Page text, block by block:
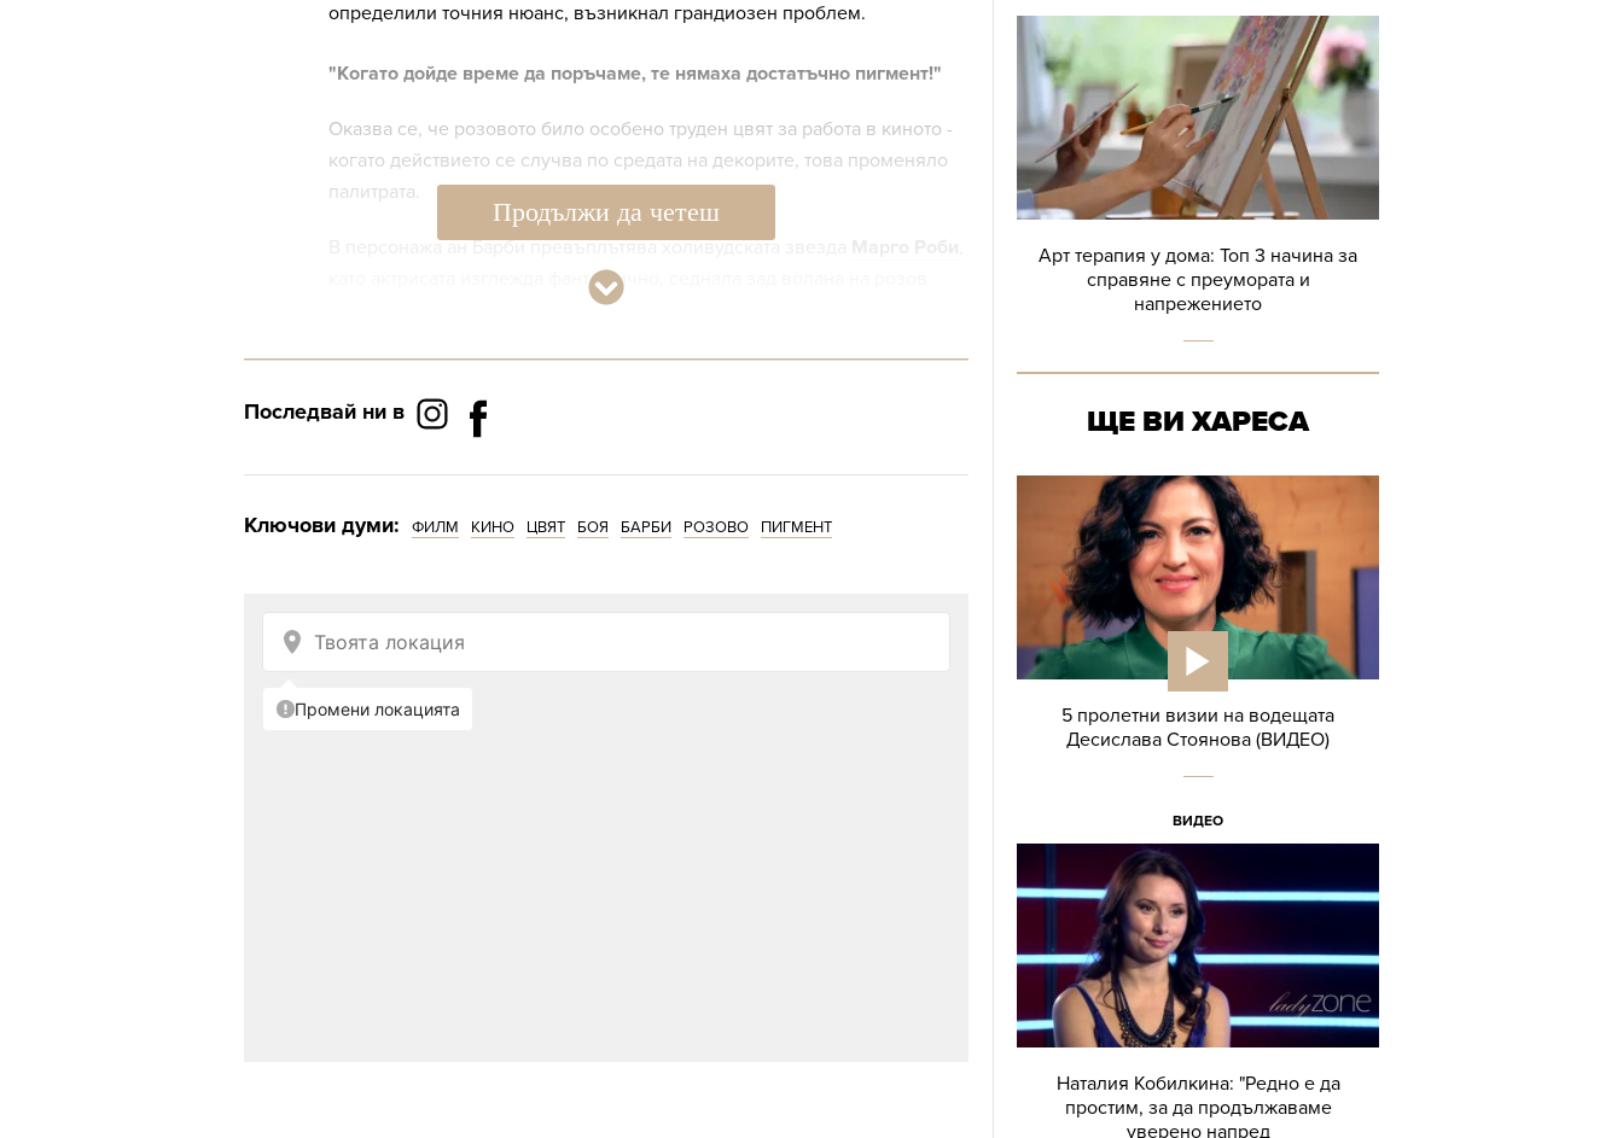
определили точния нюанс, възникнал грандиозен проблем.
"Когато дойде време да поръчаме, те нямаха достатъчно пигмент!"
Оказва се, че розовото било особено труден цвят за работа в киното -
когато действието се случва по средата на декорите, това променяло
палитрата.
В персонажа ан Барби превъплътява холивудската звезда
като актрисата изглежда фантастично, седнала зад волана на розов
Отново се размечтахме за кукла Кен –
Продължи да четеш
Последвай ни в
Ключови думи: ФИЛМ КИНО ЦВЯТ БОЯ БАРБИ РОЗОВО ПИГМЕНТ
Арт терапия у дома: Топ 3 начина за
справяне с преумората и
напрежението
ЩЕ ВИ ХАРЕСА
5 пролетни визии на водещата
Десислава Стоянова (ВИДЕО)
ВИДЕО
Наталия Кобилкина: "Редно е да
простим, за да продължаваме
уверено напред